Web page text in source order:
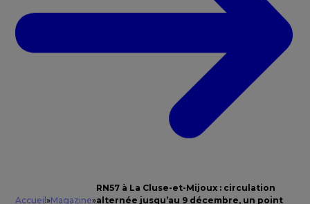
Accueil»Magazine»
RN57 à La Cluse-et-Mijoux : circulation
alternée jusqu’au 9 décembre, un point